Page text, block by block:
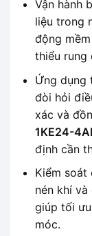
Vận hành
liệu trong
động
thiểu rung
Ứng dụng
đòi hỏi
xác và
1KE24-
định cần
Kiểm soát
nén khí
giúp tối
móc.